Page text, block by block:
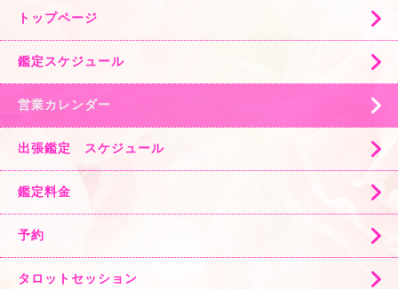
トップページ
鑑定スケジュール
営業カレンダー
出張鑑定 スケジュール
鑑定料金
予約
タロットセッション